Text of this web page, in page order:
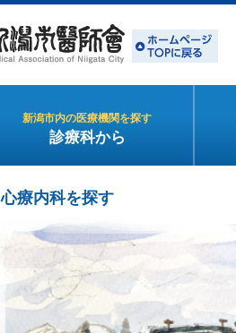
新潟市内の医療機関を探す
診療科から
心療内科を探す